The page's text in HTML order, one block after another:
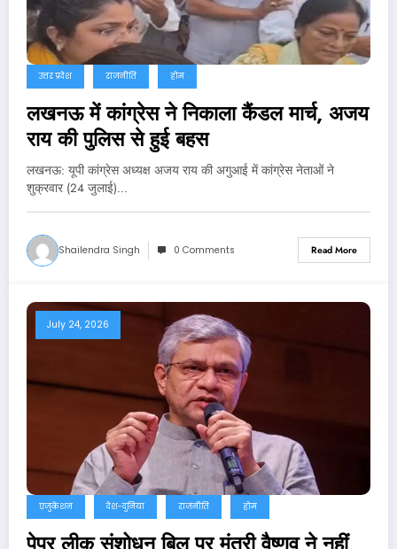
उत्तर प्रदेश राजनीति होम
लखनऊ में कांग्रेस ने निकाला कैंडल मार्च, अजय
राय की पुलिस से हुई बहस
लखनऊ: यूपी कांग्रेस अध्यक्ष अजय राय की अगुआई में कांग्रेस नेताओं ने
शुक्रवार (24 जुलाई)…
Shailendra Singh 0 Comments Read More
July 24, 2026
एजुकेशन देश-दुनिया राजनीति होम